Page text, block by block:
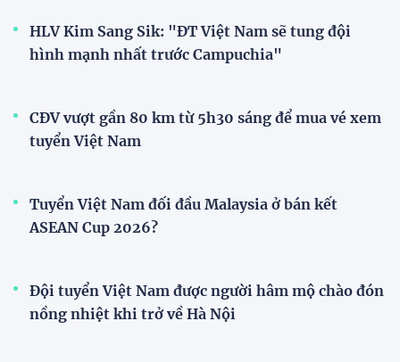
23:26 24/07/2026
V-League